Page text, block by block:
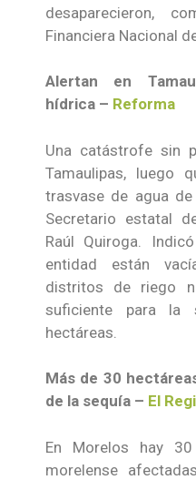
desaparecieron,
Financiera Nacional
Alertan en
hídrica – Reforma
Una catástrofe sin
Tamaulipas, luego
trasvase de agua
Secretario estatal
Raúl Quiroga.
entidad están
distritos de riego
suficiente para la
hectáreas.
Más de 30
de la sequía – El
En Morelos hay
morelense